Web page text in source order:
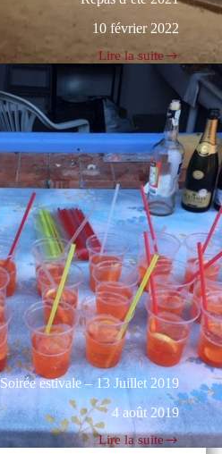
10 février 2022
Lire la suite
Repas
d’été
2021
Soirée estivale – 13 Juillet 2019
4 août 2019
Lire la suite
Soirée